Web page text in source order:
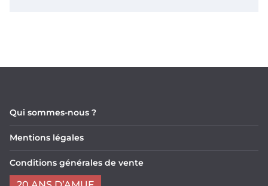
Qui sommes-nous ?
Mentions légales
Conditions générales de vente